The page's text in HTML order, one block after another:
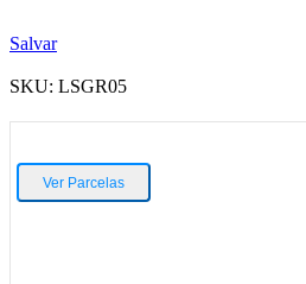
Salvar
SKU: LSGR05
Ver Parcelas